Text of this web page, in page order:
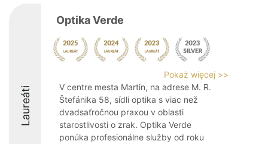
Laureáti
Optika Verde
Pokaż więcej >>
V centre mesta Martin, na adrese M. R.
Štefánika 58, sídli optika s viac než
dvadsaťročnou praxou v oblasti
starostlivosti o zrak. Optika Verde
ponúka profesionálne služby od roku